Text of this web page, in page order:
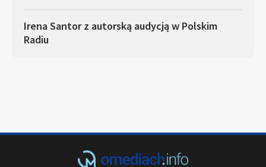
Irena Santor z autorską audycją w Polskim
Radiu